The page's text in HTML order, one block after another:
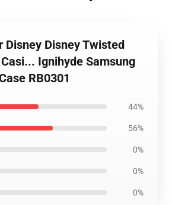
Disney Disney Twisted
Ignihyde Samsung
RB0301
44%
56%
0%
0%
0%